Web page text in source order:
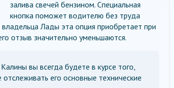
залива свечей бензином. Специальная
кнопка поможет водителю без труда
Лады эта опция приобретает при
отзыв значительно уменьшаются.
вы всегда будете в курсе того,
его основные технические